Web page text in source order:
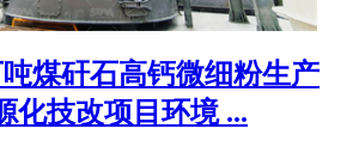
煤矸石高钙微细粉生产
化技改项目环境 ...